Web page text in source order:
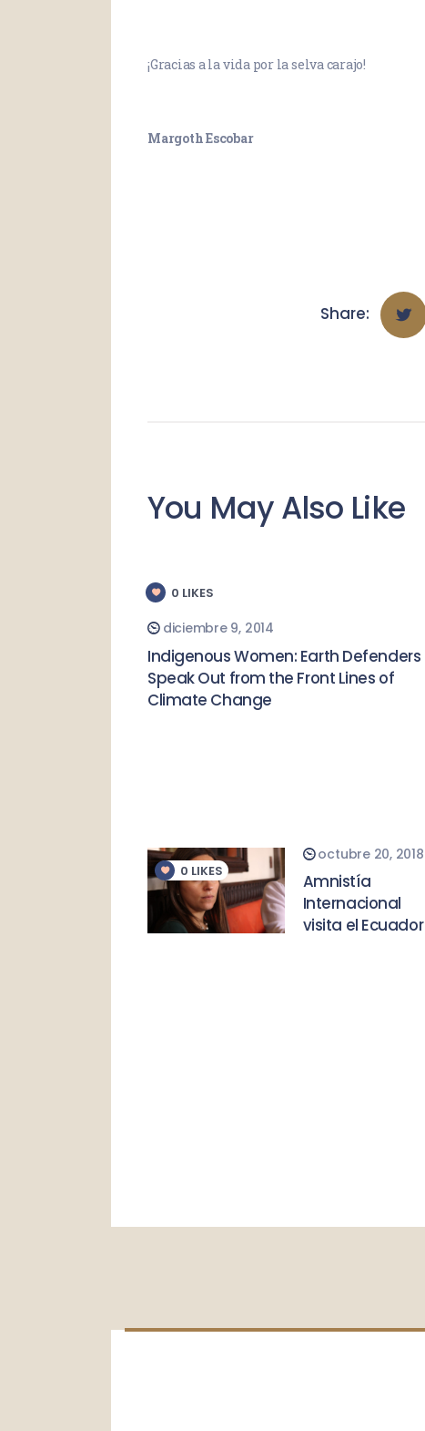
¡Gracias a la vida por la selva carajo!
Margoth Escobar
Share:
You May Also Like
0 LIKES
diciembre 9, 2014
Indigenous Women: Earth Defenders
Speak Out from the Front Lines of
Climate Change
0 LIKES
octubre 20, 2018
Amnistía
Internacional
visita el Ecuador